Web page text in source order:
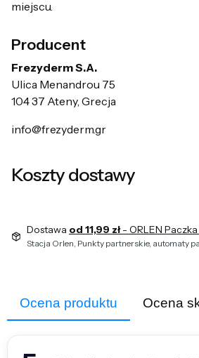
miejscu.
Producent
Frezyderm S.A.
Ulica Menandrou 75
104 37 Ateny, Grecja
info@frezyderm.gr
Koszty dostawy
Dostawa od 11,99 zł- ORLEN
Stacja Orlen, Punkty partnerskie, automaty
Ocena produktu Ocena